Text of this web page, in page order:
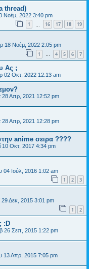
thread)
Νοέμ, 2022 3:40 pm
1 16 17 18 19
18 Νοέμ, 2022 2:05 pm
1 … 4 5 6 7
Ας ;
02 Οκτ, 2022 12:13 am
28 Απρ, 2021 12:52 pm
28 Απρ, 2021 12:28 pm
anime σειρα ????
10 Οκτ, 2017 4:34 pm
04 Ιούλ, 2016 1:02 am
1 2 3
29 Δεκ, 2015 3:01 pm
1 2
:D
26 Σεπ, 2015 1:22 pm
13 Απρ, 2015 7:05 pm